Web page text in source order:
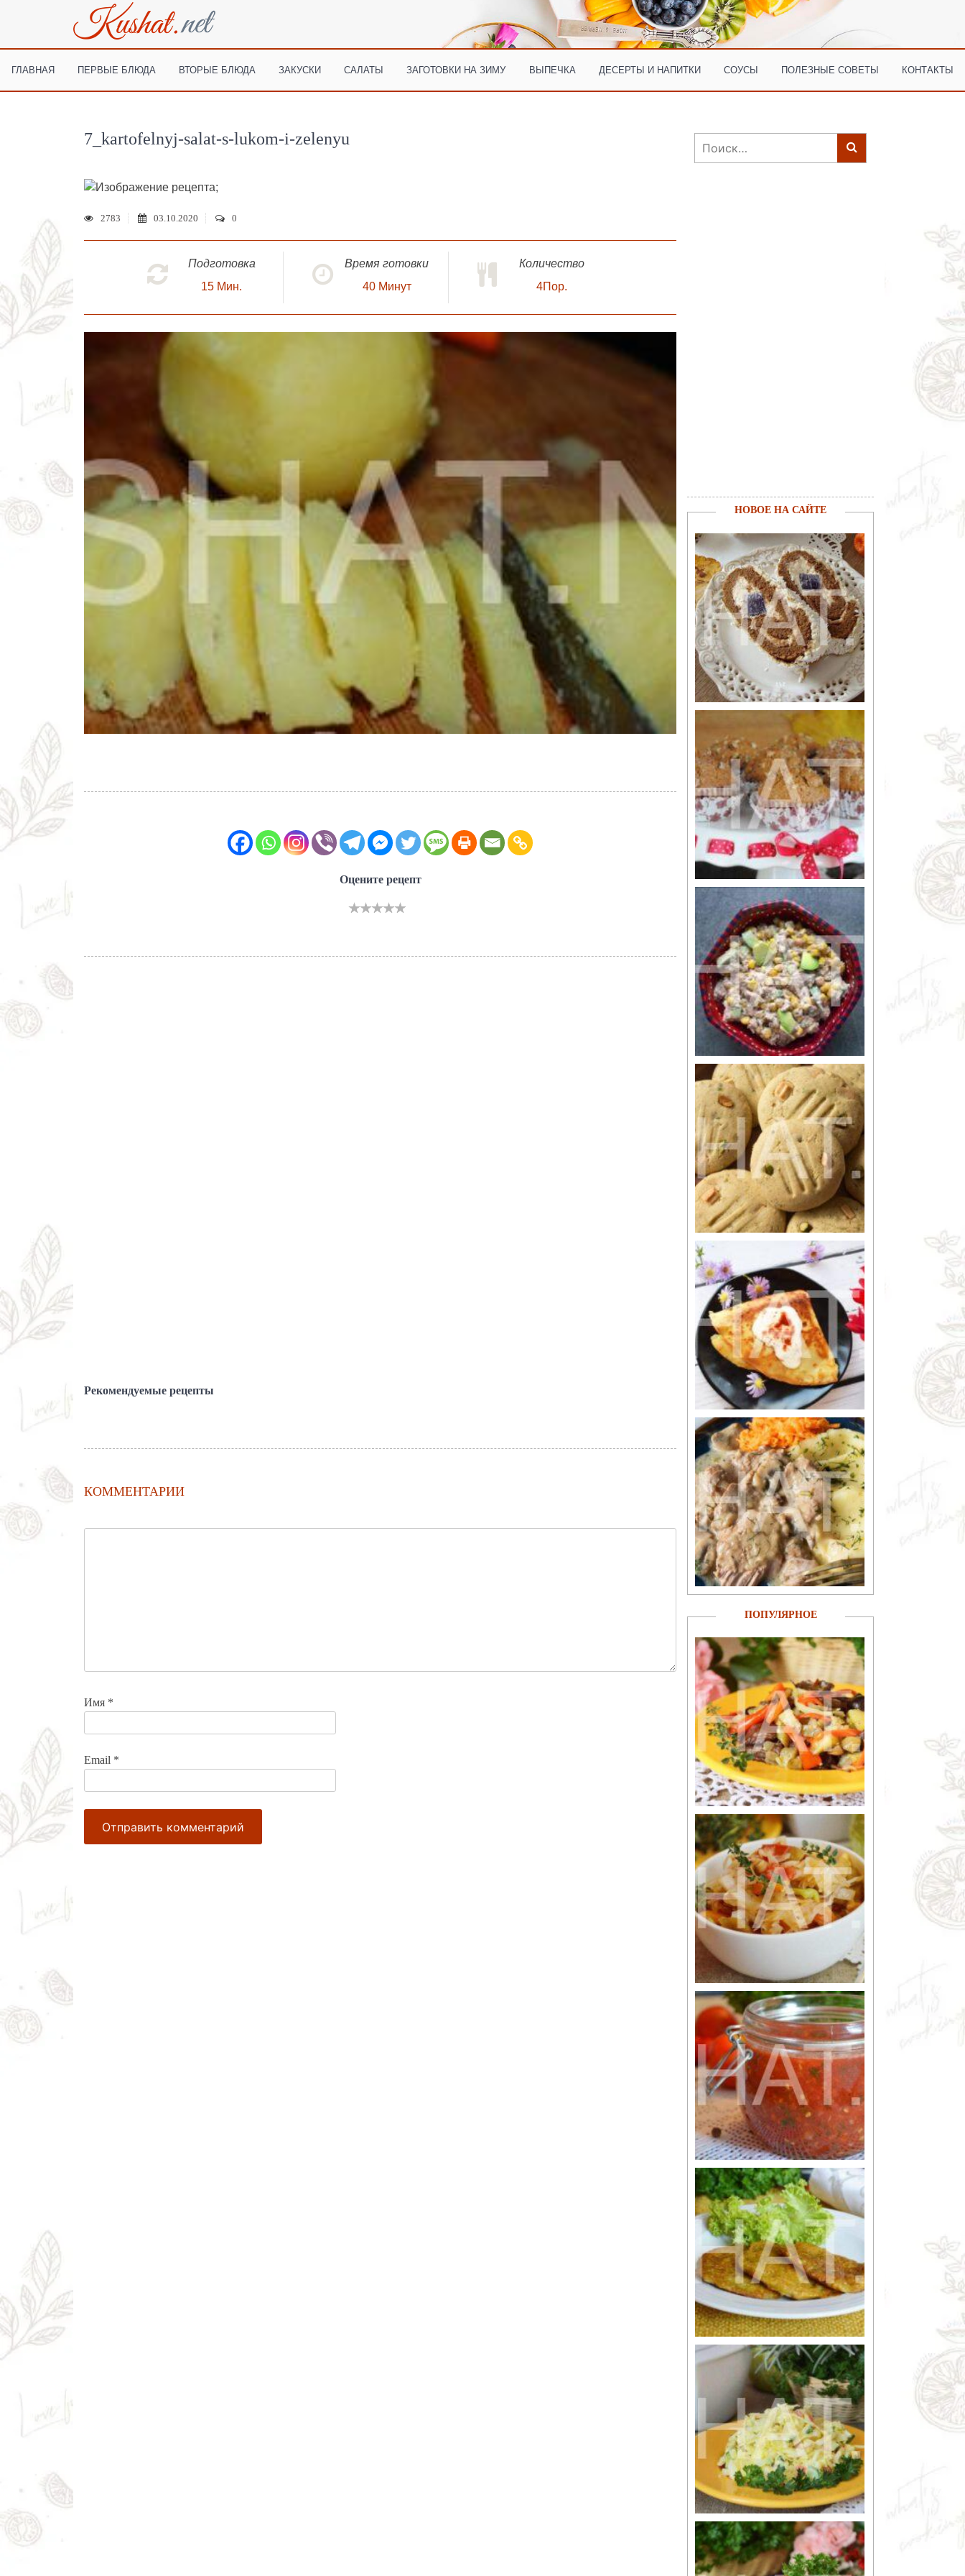
ГЛАВНАЯ ПЕРВЫЕ БЛЮДА ВТОРЫЕ БЛЮДА ЗАКУСКИ САЛАТЫ ЗАГОТОВКИ НА ЗИМУ ВЫПЕЧКА ДЕСЕРТЫ И НАПИТКИ СОУСЫ ПОЛЕЗНЫЕ СОВЕТЫ КОНТАКТЫ
7_kartofelnyj-salat-s-lukom-i-zelenyu
;
2783 03.10.2020 0
Подготовка
15 Мин.
Время готовки
40 Минут
Количество
4Пор.
Оцените рецепт
Рекомендуемые рецепты
КОММЕНТАРИИ
Имя *
Email *
Найти:
НОВОЕ НА САЙТЕ
ПОПУЛЯРНОЕ